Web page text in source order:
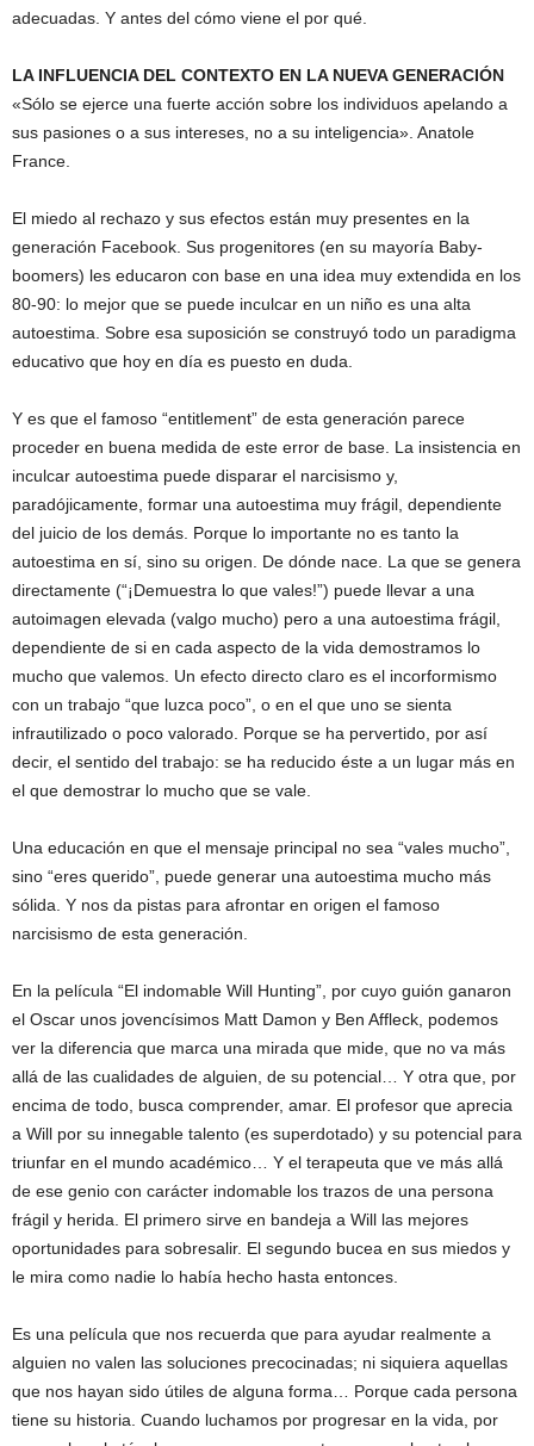
adecuadas. Y antes del cómo viene el por qué.
LA INFLUENCIA DEL CONTEXTO EN LA NUEVA GENERACIÓN
«Sólo se ejerce una fuerte acción sobre los individuos apelando a
sus pasiones o a sus intereses, no a su inteligencia». Anatole
France.
El miedo al rechazo y sus efectos están muy presentes en la
generación Facebook. Sus progenitores (en su mayoría Baby-
boomers) les educaron con base en una idea muy extendida en los
80-90: lo mejor que se puede inculcar en un niño es una alta
autoestima. Sobre esa suposición se construyó todo un paradigma
educativo que hoy en día es puesto en duda.
Y es que el famoso “entitlement” de esta generación parece
proceder en buena medida de este error de base. La insistencia en
inculcar autoestima puede disparar el narcisismo y,
paradójicamente, formar una autoestima muy frágil, dependiente
del juicio de los demás. Porque lo importante no es tanto la
autoestima en sí, sino su origen. De dónde nace. La que se genera
directamente (“¡Demuestra lo que vales!”) puede llevar a una
autoimagen elevada (valgo mucho) pero a una autoestima frágil,
dependiente de si en cada aspecto de la vida demostramos lo
mucho que valemos. Un efecto directo claro es el incorformismo
con un trabajo “que luzca poco”, o en el que uno se sienta
infrautilizado o poco valorado. Porque se ha pervertido, por así
decir, el sentido del trabajo: se ha reducido éste a un lugar más en
el que demostrar lo mucho que se vale.
Una educación en que el mensaje principal no sea “vales mucho”,
sino “eres querido”, puede generar una autoestima mucho más
sólida. Y nos da pistas para afrontar en origen el famoso
narcisismo de esta generación.
En la película “El indomable Will Hunting”, por cuyo guión ganaron
el Oscar unos jovencísimos Matt Damon y Ben Affleck, podemos
ver la diferencia que marca una mirada que mide, que no va más
allá de las cualidades de alguien, de su potencial… Y otra que, por
encima de todo, busca comprender, amar. El profesor que aprecia
a Will por su innegable talento (es superdotado) y su potencial para
triunfar en el mundo académico… Y el terapeuta que ve más allá
de ese genio con carácter indomable los trazos de una persona
frágil y herida. El primero sirve en bandeja a Will las mejores
oportunidades para sobresalir. El segundo bucea en sus miedos y
le mira como nadie lo había hecho hasta entonces.
Es una película que nos recuerda que para ayudar realmente a
alguien no valen las soluciones precocinadas; ni siquiera aquellas
que nos hayan sido útiles de alguna forma… Porque cada persona
tiene su historia. Cuando luchamos por progresar en la vida, por